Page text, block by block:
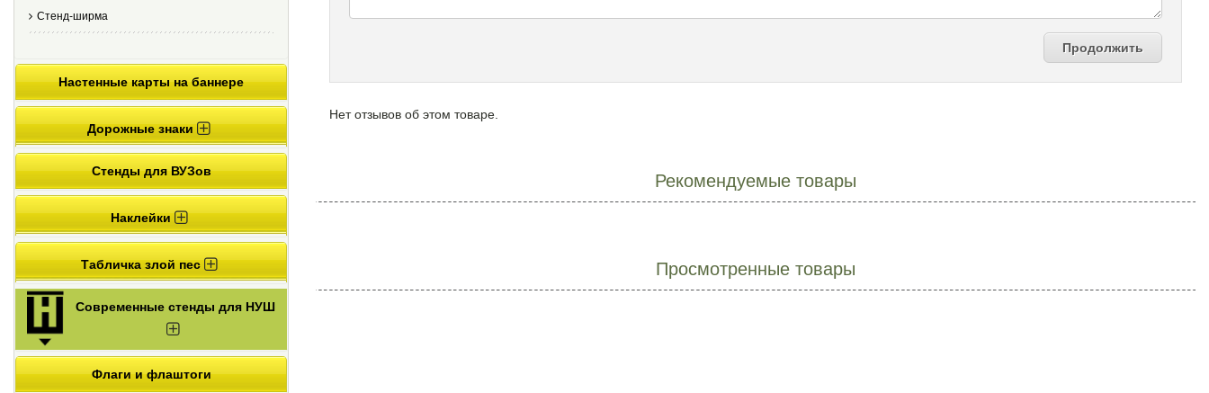
Стенд-ширма
Настенные карты на баннере
Дорожные знаки
Стенды для ВУЗов
Наклейки
Табличка злой пес
Современные стенды для НУШ
Флаги и флаштоги
Продолжить
Нет отзывов об этом товаре.
Рекомендуемые товары
Просмотренные товары